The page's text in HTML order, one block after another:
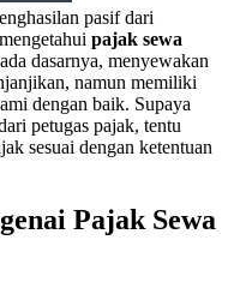
pasif dari
pajak sewa
dasarnya, menyewakan
namun memiliki
dengan baik. Supaya
petugas pajak, tentu
sesuai dengan ketentuan
Pajak Sewa